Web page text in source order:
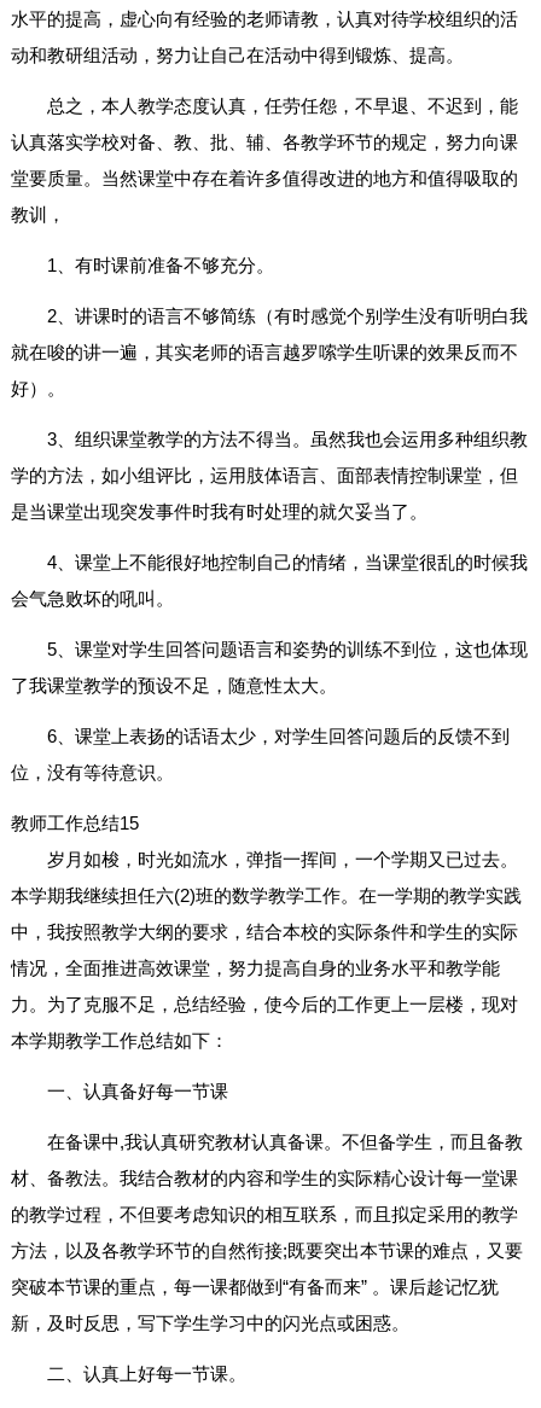
水平的提高，虚心向有经验的老师请教，认真对待学校组织的活
动和教研组活动，努力让自己在活动中得到锻炼、提高。
总之，本人教学态度认真，任劳任怨，不早退、不迟到，能
认真落实学校对备、教、批、辅、各教学环节的规定，努力向课
堂要质量。当然课堂中存在着许多值得改进的地方和值得吸取的
教训，
1、有时课前准备不够充分。
2、讲课时的语言不够简练（有时感觉个别学生没有听明白我
就在唆的讲一遍，其实老师的语言越罗嗦学生听课的效果反而不
好）。
3、组织课堂教学的方法不得当。虽然我也会运用多种组织教
学的方法，如小组评比，运用肢体语言、面部表情控制课堂，但
是当课堂出现突发事件时我有时处理的就欠妥当了。
4、课堂上不能很好地控制自己的情绪，当课堂很乱的时候我
会气急败坏的吼叫。
5、课堂对学生回答问题语言和姿势的训练不到位，这也体现
了我课堂教学的预设不足，随意性太大。
6、课堂上表扬的话语太少，对学生回答问题后的反馈不到
位，没有等待意识。
教师工作总结15
岁月如梭，时光如流水，弹指一挥间，一个学期又已过去。
本学期我继续担任六(2)班的数学教学工作。在一学期的教学实践
中，我按照教学大纲的要求，结合本校的实际条件和学生的实际
情况，全面推进高效课堂，努力提高自身的业务水平和教学能
力。为了克服不足，总结经验，使今后的工作更上一层楼，现对
本学期教学工作总结如下：
一、认真备好每一节课
在备课中,我认真研究教材认真备课。不但备学生，而且备教
材、备教法。我结合教材的内容和学生的实际精心设计每一堂课
的教学过程，不但要考虑知识的相互联系，而且拟定采用的教学
方法，以及各教学环节的自然衔接;既要突出本节课的难点，又要
突破本节课的重点，每一课都做到“有备而来” 。课后趁记忆犹
新，及时反思，写下学生学习中的闪光点或困惑。
二、认真上好每一节课。